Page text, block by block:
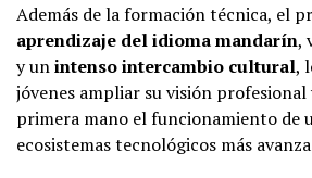
Además de la formación técnica, el
aprendizaje del idioma mandarín,
y unintenso intercambio cultural,
jóvenes ampliar su visión
primera mano el funcionamiento de
ecosistemas tecnológicos más